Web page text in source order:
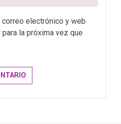
correo electrónico y web
la próxima vez que